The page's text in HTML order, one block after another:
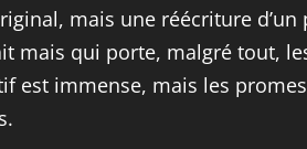
mais une réécriture d’un
mais qui porte, malgré tout,
est immense, mais les